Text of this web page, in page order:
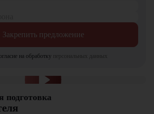
Работа на сложных
маневренности и
Закрепить предложение
на обработку персональных данных
подготовка